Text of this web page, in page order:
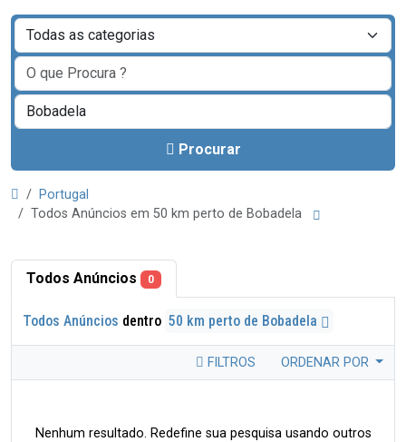
Procurar
Portugal
Todos Anúncios em 50 km perto de Bobadela
Todos Anúncios 0
Todos Anúncios dentro 50 km perto de Bobadela
FILTROS ORDENAR POR
Nenhum resultado. Redefine sua pesquisa usando outros